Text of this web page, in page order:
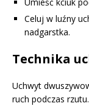
Umieść kciuk
Celuj w luźny
nadgarstka.
Technika
Uchwyt
ruch podczas